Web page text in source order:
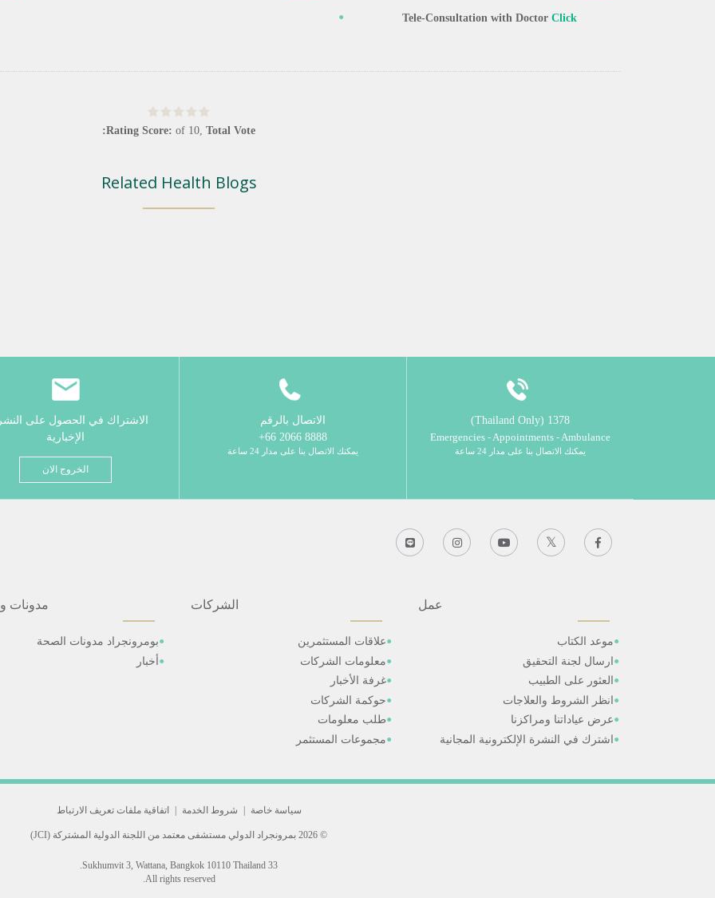
Tele-Consultation with Doctor Click
Rating Score: of 10 Total Vote:
Related Health Blogs
1378 (Thailand Only)
Emergencies - Appointments - Ambulance
يمكنك الاتصال بنا على مدار 24 ساعة
الاتصال بالرقم
8888 2066 66+
يمكنك الاتصال بنا على مدار 24 ساعة
الاشتراك في الحصول على
الإخبارية
الخروج الان
عمل
موعد الكتاب
ارسال لجنة التحقيق
العثور على الطبيب
انظر الشروط والعلاجات
عرض عياداتنا ومراكزنا
اشترك في النشرة الإلكترونية المجانية
الشركات
علاقات المستثمرين
معلومات الشركات
غرفة الأخبار
حوكمة الشركات
طلب معلومات
مجموعات المستثمر
مدونات
بومرونجراد مدونات الصحة
أخبار
سياسة خاصة | شروط الخدمة | اتفاقية ملفات تعريف الارتباط
© 2026 بمرونجراد الدولي مستشفى معتمد من اللجنة الدولية المشتركة (JCI)
33 Sukhumvit 3, Wattana, Bangkok 10110 Thailand.
All rights reserved.